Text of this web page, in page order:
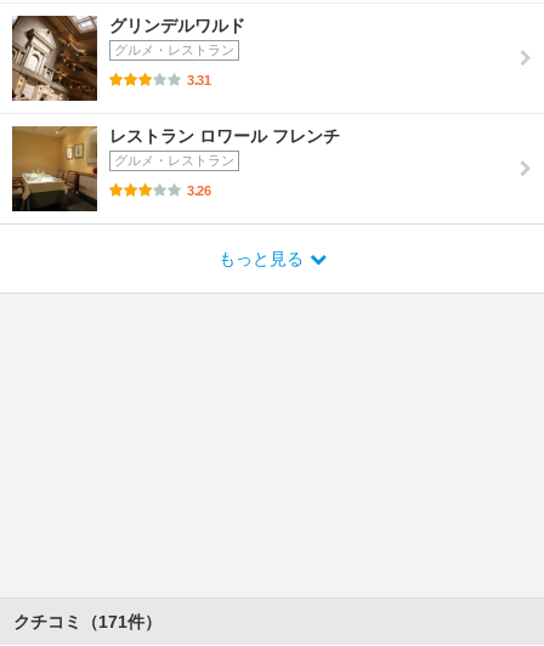
グリンデルワルド
グルメ・レストラン
3.31
レストラン ロワール フレンチ
グルメ・レストラン
3.26
もっと見る
クチコミ（171件）